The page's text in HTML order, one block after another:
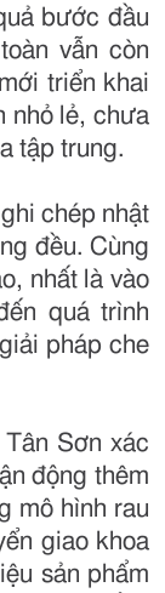
bước đầu
vẫn còn
triển khai
nhỏ lẻ, chưa
tập trung.
chép nhật
đều. Cùng
nhất là vào
quá trình
pháp che
Sơn xác
động thêm
mô hình rau
giao khoa
sản phẩm